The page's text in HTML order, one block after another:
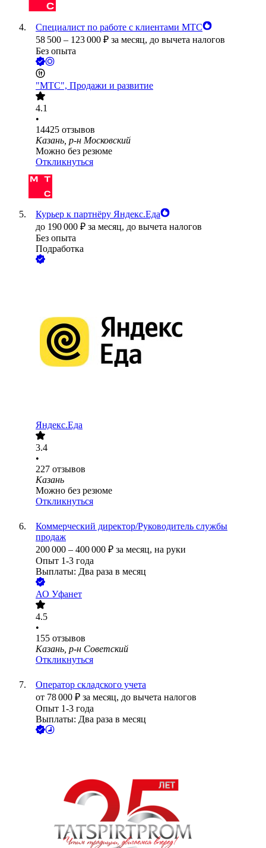
Специалист по работе с клиентами МТС
58 500 – 123 000 ₽ за месяц, до вычета налогов
Без опыта
"МТС", Продажи и развитие
4.1
•
14425 отзывов
Казань, р-н Московский
Можно без резюме
Откликнуться
Курьер к партнёру Яндекс.Еда
до 190 000 ₽ за месяц, до вычета налогов
Без опыта
Подработка
Яндекс.Еда
3.4
•
227 отзывов
Казань
Можно без резюме
Откликнуться
Коммерческий директор/Руководитель службы
продаж
200 000 – 400 000 ₽ за месяц, на руки
Опыт 1-3 года
Выплаты: Два раза в месяц
АО Уфанет
4.5
•
155 отзывов
Казань, р-н Советский
Откликнуться
Оператор складского учета
от 78 000 ₽ за месяц, до вычета налогов
Опыт 1-3 года
Выплаты: Два раза в месяц